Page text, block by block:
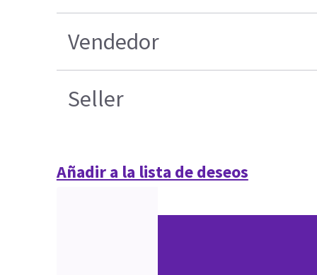
Vendedor
Seller
Añadir a la lista de deseos